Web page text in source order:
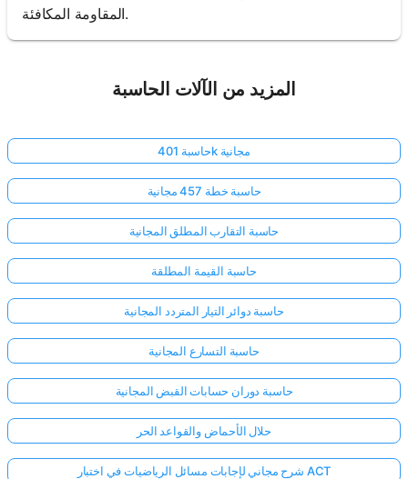
المقاومة المكافئة.
المزيد من الآلات الحاسبة
حاسبة 401k مجانية
حاسبة خطة 457 مجانية
حاسبة التقارب المطلق المجانية
حاسبة القيمة المطلقة
حاسبة دوائر التيار المتردد المجانية
حاسبة التسارع المجانية
حاسبة دوران حسابات القبض المجانية
حلال الأحماض والقواعد الحر
شرح مجاني لإجابات مسائل الرياضيات في اختبار ACT